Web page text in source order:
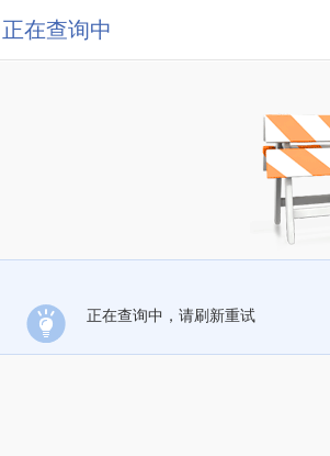
正在查询中
正在查询中，请刷新重试